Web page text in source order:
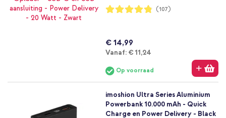
Waardering:
96%
(107)
€ 14,99
Vanaf: Vanaf
€ 11,24
Op voorraad
imoshion Ultra Series Aluminium
Powerbank 10.000 mAh - Quick
Charge en Power Delivery - Black